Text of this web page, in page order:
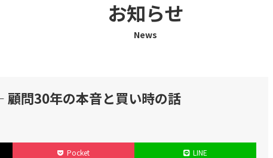
お知らせ
News
問30年の本音と買い時の話
Pocket LINE